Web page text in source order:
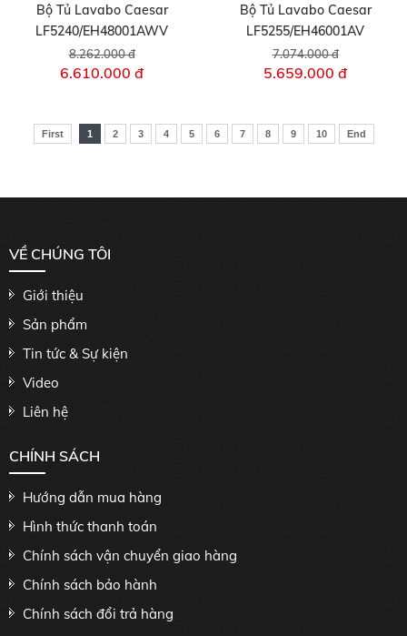
Bộ Tủ Lavabo Caesar
LF5240/EH48001AWV
8.262.000 đ
6.610.000 đ
Bộ Tủ Lavabo Caesar
LF5255/EH46001AV
7.074.000 đ
5.659.000 đ
First 1 2 3 4 5 6 7 8 9 10 End
VỀ CHÚNG TÔI
Giới thiệu
Sản phẩm
Tin tức & Sự kiện
Video
Liên hệ
CHÍNH SÁCH
Hướng dẫn mua hàng
Hình thức thanh toán
Chính sách vận chuyển giao hàng
Chính sách bảo hành
Chính sách đổi trả hàng